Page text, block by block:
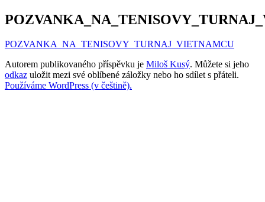
POZVANKA_NA_TENISOVY_TURNAJ_VIETNAMCU
Autorem publikovaného příspěvku je Miloš Kusý. Můžete si jeho
odkaz uložit mezi své oblíbené záložky nebo ho sdílet s přáteli.
Používáme WordPress (v češtině).